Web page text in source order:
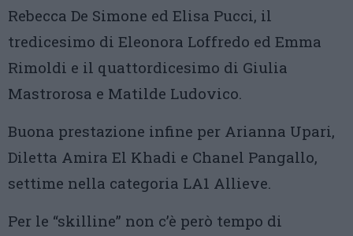
Rebecca De Simone ed Elisa Pucci, il
tredicesimo di Eleonora Loffredo ed Emma
Rimoldi e il quattordicesimo di Giulia
Mastrorosa e Matilde Ludovico.
Buona prestazione infine per Arianna Upari,
Diletta Amira El Khadi e Chanel Pangallo,
settime nella categoria LA1 Allieve.
Per le “skilline” non c’è però tempo di